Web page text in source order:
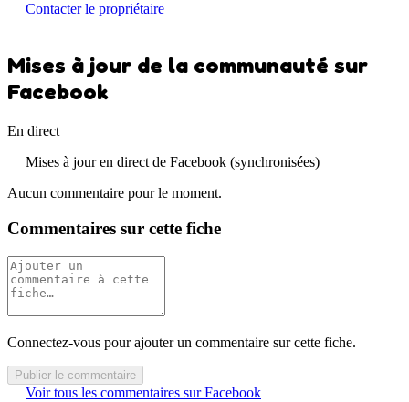
Contacter le propriétaire
Mises à jour de la communauté sur
Facebook
En direct
Mises à jour en direct de Facebook (synchronisées)
Aucun commentaire pour le moment.
Commentaires sur cette fiche
Connectez-vous pour ajouter un commentaire sur cette fiche.
Publier le commentaire
Voir tous les commentaires sur Facebook